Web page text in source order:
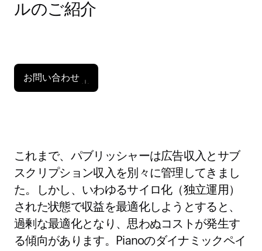
ルのご紹介
お問い合わせ
これまで、パブリッシャーは広告収入とサブ
スクリプション収入を別々に管理してきまし
た。しかし、いわゆるサイロ化（独立運用）
された状態で収益を最適化しようとすると、
過剰な最適化となり、思わぬコストが発生す
る傾向があります。Pianoのダイナミックペイ